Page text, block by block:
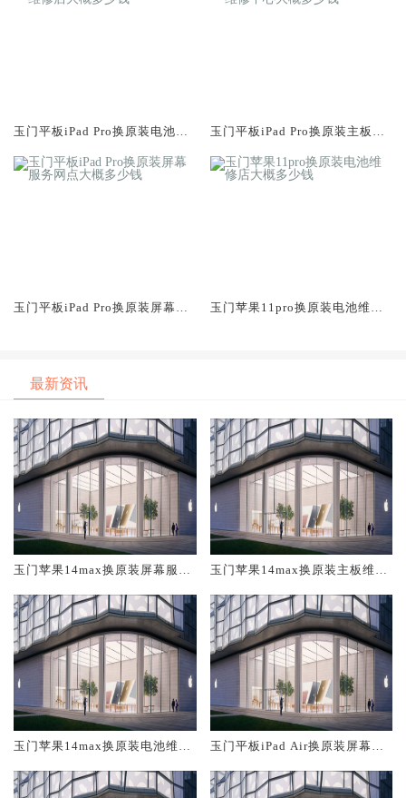
玉门平板iPad Pro换原装电池维
玉门平板iPad Pro换原装主板维
玉门平板iPad Pro换原装屏幕服
玉门苹果11pro换原装电池维修
最新资讯
玉门苹果14max换原装屏幕服务
玉门苹果14max换原装主板维修
玉门苹果14max换原装电池维修
玉门平板iPad Air换原装屏幕服